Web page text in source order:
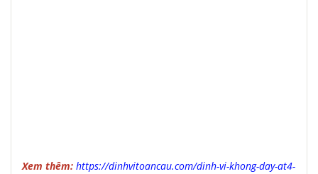
Xem thêm: https://dinhvitoancau.com/dinh-vi-khong-day-at4-